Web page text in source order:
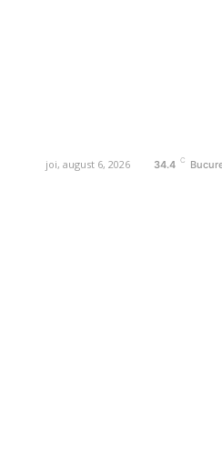
joi, august 6, 2026 34.4 C